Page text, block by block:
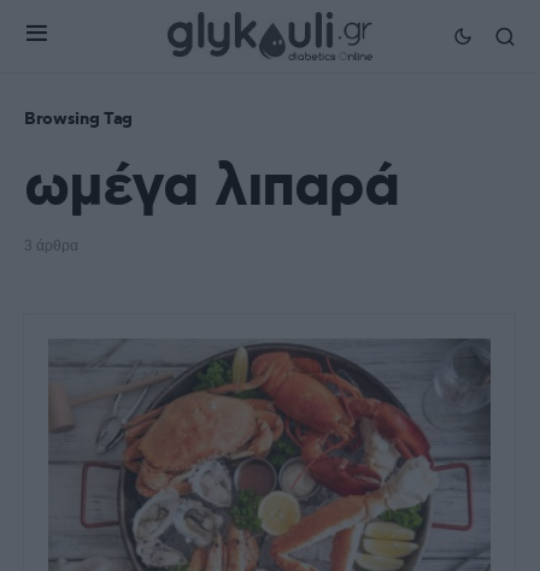
Browsing Tag
ωμέγα λιπαρά
3 άρθρα